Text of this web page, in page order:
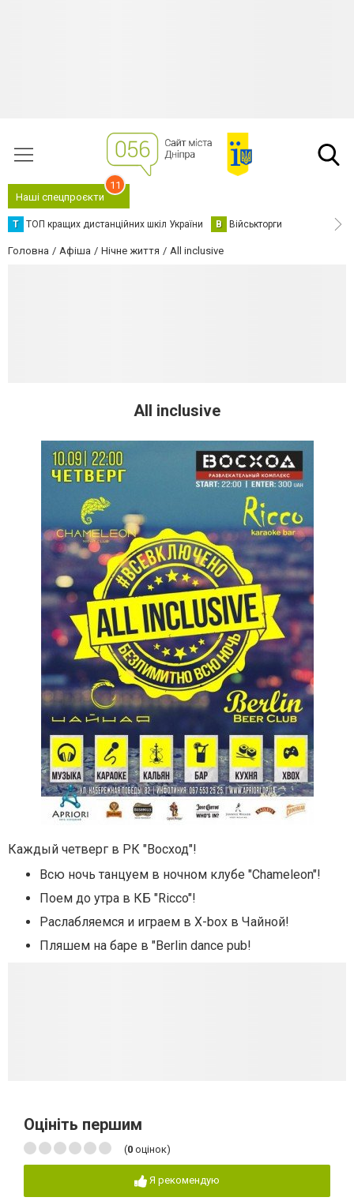
Наші спецпроєкти
11
Т ТОП кращих дистанційних шкіл України В Військторги
Головна Афіша Нічне життя All inclusive
All inclusive
Каждый четверг в РК "Восход"!
Всю ночь танцуем в ночном клубе "Chameleon"!
Поем до утра в КБ "Ricco"!
Раслабляемся и играем в X-box в Чайной!
Пляшем на баре в "Berlin dance pub!
Оцініть першим
(0 оцінок)
Я рекомендую